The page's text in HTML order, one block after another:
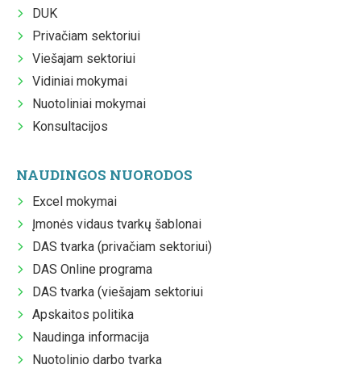
DUK
Privačiam sektoriui
Viešajam sektoriui
Vidiniai mokymai
Nuotoliniai mokymai
Konsultacijos
NAUDINGOS NUORODOS
Excel mokymai
Įmonės vidaus tvarkų šablonai
DAS tvarka (privačiam sektoriui)
DAS Online programa
DAS tvarka (viešajam sektoriui
Apskaitos politika
Naudinga informacija
Nuotolinio darbo tvarka